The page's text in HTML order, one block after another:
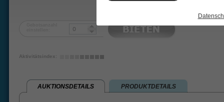
Aktivitätsindex:
AUKTIONSDETAILS PRODUKTDETAILS